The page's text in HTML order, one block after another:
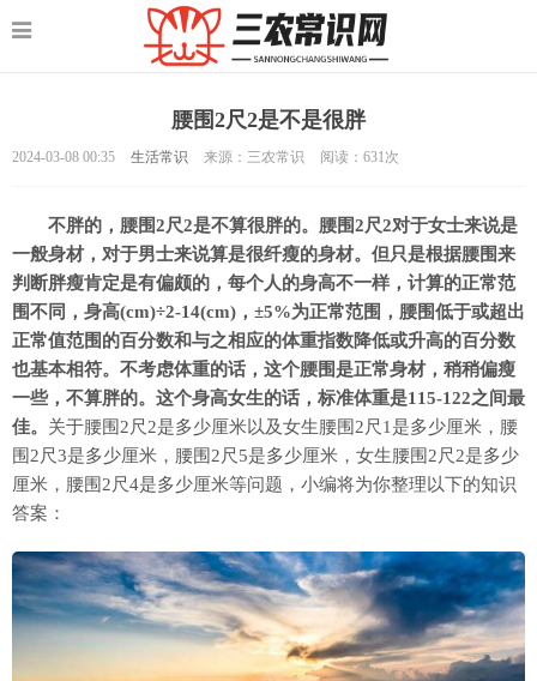
腰围2尺2是不是很胖
2024-03-08 00:35 生活常识 来源：三农常识 阅读： 631次
不胖的，腰围2尺2是不算很胖的。腰围2尺2对于女士来说是
一般身材，对于男士来说算是很纤瘦的身材。但只是根据腰围来
判断胖瘦肯定是有偏颇的，每个人的身高不一样，计算的正常范
围不同，身高(cm)÷2-14(cm)，±5%为正常范围，腰围低于或超出
正常值范围的百分数和与之相应的体重指数降低或升高的百分数
也基本相符。不考虑体重的话，这个腰围是正常身材，稍稍偏瘦
一些，不算胖的。这个身高女生的话，标准体重是115-122之间最
佳。 关于腰围2尺2是多少厘米以及女生腰围2尺1是多少厘米，腰
围2尺3是多少厘米，腰围2尺5是多少厘米，女生腰围2尺2是多少
厘米，腰围2尺4是多少厘米等问题，小编将为你整理以下的知识
答案：